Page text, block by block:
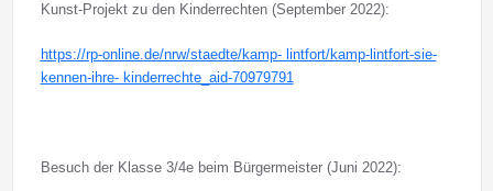
Kunst-Projekt zu den Kinderrechten (September 2022):
https://rp-online.de/nrw/staedte/kamp- lintfort/kamp-lintfort-sie-
kennen-ihre- kinderrechte_aid-70979791
Besuch der Klasse 3/4e beim Bürgermeister (Juni 2022):